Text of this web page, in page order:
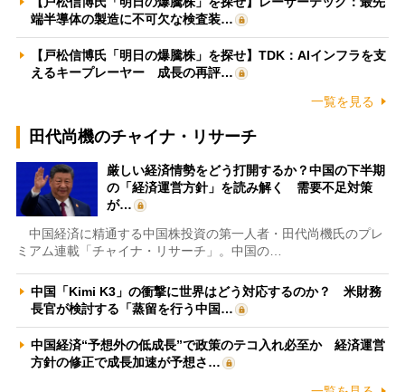
端半導体の製造に不可欠な検査装…
【戸松信博氏「明日の爆騰株」を探せ】TDK：AIインフラを支
えるキープレーヤー 成長の再評…
一覧を見る
田代尚機のチャイナ・リサーチ
厳しい経済情勢をどう打開するか？中国の下半期
の「経済運営方針」を読み解く 需要不足対策
が…
中国経済に精通する中国株投資の第一人者・田代尚機氏のプレ
ミアム連載「チャイナ・リサーチ」。中国の…
中国「Kimi K3」の衝撃に世界はどう対応するのか？ 米財務
長官が検討する「蒸留を行う中国…
中国経済“予想外の低成長”で政策のテコ入れ必至か 経済運営
方針の修正で成長加速が予想さ…